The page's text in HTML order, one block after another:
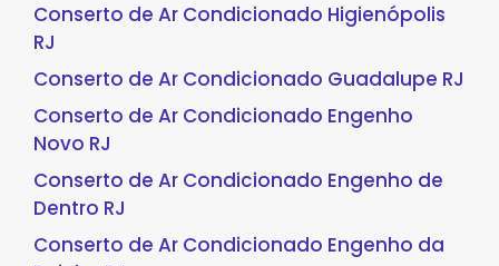
Conserto de Ar Condicionado Higienópolis
RJ
Conserto de Ar Condicionado Guadalupe RJ
Conserto de Ar Condicionado Engenho
Novo RJ
Conserto de Ar Condicionado Engenho de
Dentro RJ
Conserto de Ar Condicionado Engenho da